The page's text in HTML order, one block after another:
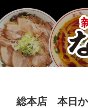
総本店 本日か